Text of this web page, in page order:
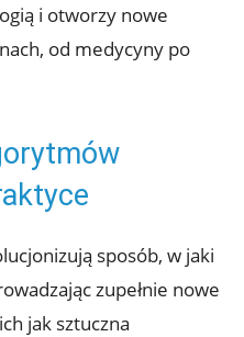
i otworzy nowe
od medycyny po
sposób, w jaki
zupełnie nowe
jak sztuczna